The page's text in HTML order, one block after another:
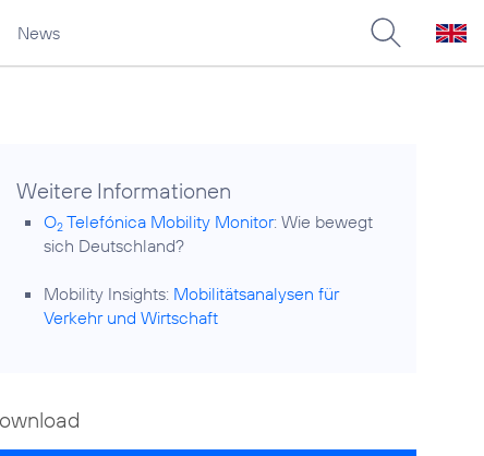
News
Weitere Informationen
O2 Telefónica Mobility Monitor: Wie bewegt
sich Deutschland?
Mobility Insights: Mobilitätsanalysen für
Verkehr und Wirtschaft